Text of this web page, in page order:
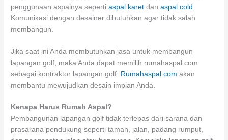
penggunaan aspalnya sepertiaspal karet danaspal cold
Komunikasi dengan desainer dibutuhkan agar tidak salah
membangun.
Jika saat ini Anda membutuhkan jasa untuk membangun
lapangan golf, maka Anda dapat memilih rumahaspal.com
sebagai kontraktor lapangan golf. Rumahaspal.com akan
membantu mewujudkan desain impian Anda.
Kenapa Harus Rumah Aspal?
Pembangunan lapangan golf tidak terlepas dari sarana dan
prasarana pendukung seperti taman, jalan, padang rumput,